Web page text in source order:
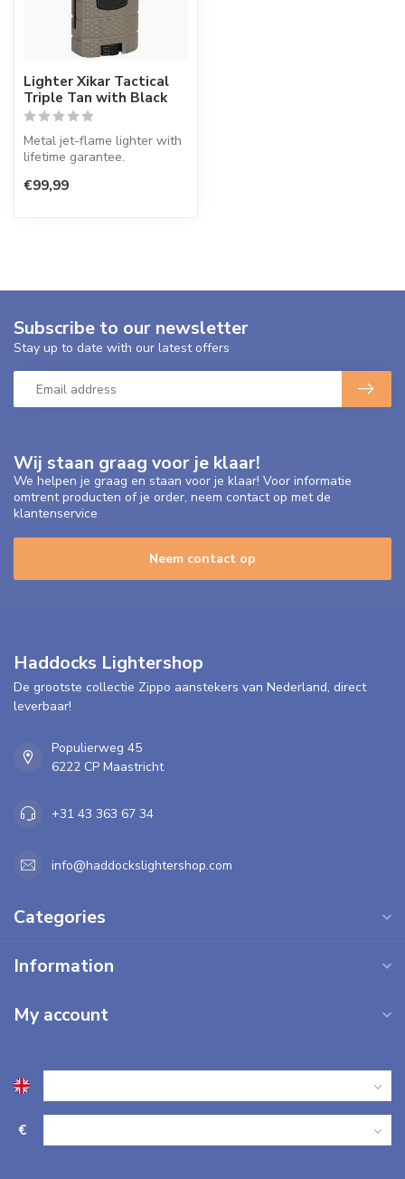
Lighter Xikar Tactical
Triple Tan with Black
Metal jet-flame lighter with
lifetime garantee.
€99,99
Wij staan graag voor je klaar!
We helpen je graag en staan voor je klaar! Voor informatie
omtrent producten of je order, neem contact op met de
klantenservice
Neem contact op
Subscribe to our newsletter
Stay up to date with our latest offers
Haddocks Lightershop
De grootste collectie Zippo aanstekers van Nederland, direct
leverbaar!
Populierweg 45
6222 CP Maastricht
+31 43 363 67 34
info@haddockslightershop.com
Categories
Information
My account
€